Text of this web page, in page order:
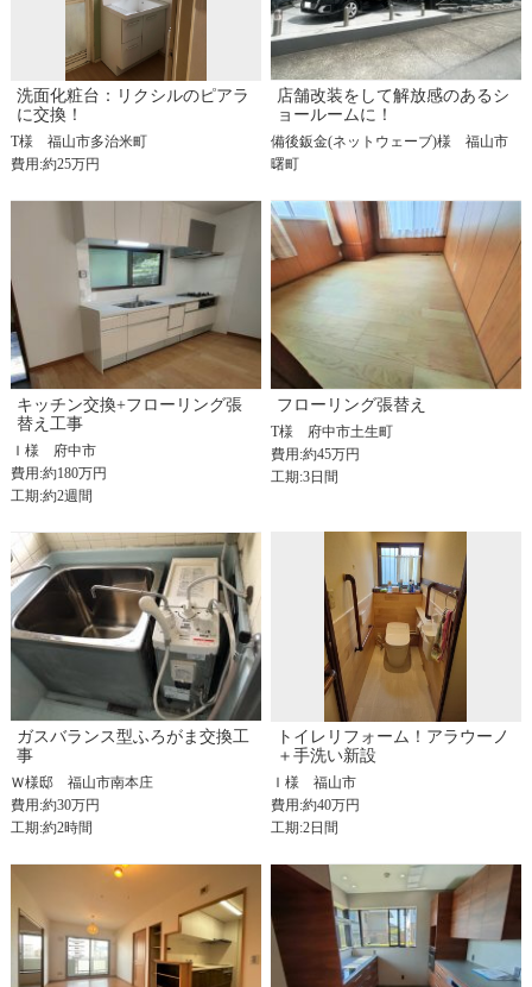
洗面化粧台：リクシルのピアラ
に交換！
T様福山市多治米町
費用:約25万円
店舗改装をして解放感のあるシ
ョールームに！
備後鈑金(ネットウェーブ)様福山市
曙町
キッチン交換+フローリング張
替え工事
Ｉ様 府中市
費用:約180万円
工期:約2週間
フローリング張替え
T様 府中市土生町
費用:約45万円
工期:3日間
ガスバランス型ふろがま交換工
事
Ｗ様邸福山市南本庄
費用:約30万円
工期:約2時間
トイレリフォーム！アラウーノ
＋手洗い新設
Ｉ様福山市
費用:約40万円
工期:2日間